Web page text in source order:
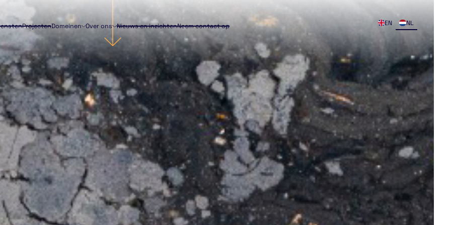
ProjectenDomeinen Over ons Nieuws en inzichtenNeem contact op EN NL